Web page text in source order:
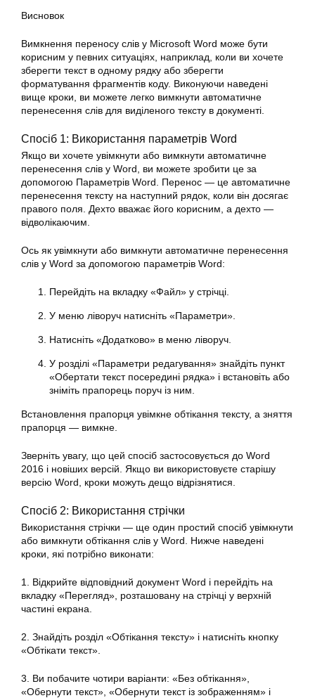
Висновок
Вимкнення переносу слів у Microsoft Word може бути
корисним у певних ситуаціях, наприклад, коли ви хочете
зберегти текст в одному рядку або зберегти
форматування фрагментів коду. Виконуючи наведені
вище кроки, ви можете легко вимкнути автоматичне
перенесення слів для виділеного тексту в документі.
Спосіб 1: Використання параметрів Word
Якщо ви хочете увімкнути або вимкнути автоматичне
перенесення слів у Word, ви можете зробити це за
допомогою Параметрів Word. Перенос — це автоматичне
перенесення тексту на наступний рядок, коли він досягає
правого поля. Дехто вважає його корисним, а дехто —
відволікаючим.
Ось як увімкнути або вимкнути автоматичне перенесення
слів у Word за допомогою параметрів Word:
Перейдіть на вкладку «Файл» у стрічці.
У меню ліворуч натисніть «Параметри».
Натисніть «Додатково» в меню ліворуч.
У розділі «Параметри редагування» знайдіть пункт
«Обертати текст посередині рядка» і встановіть або
зніміть прапорець поруч із ним.
Встановлення прапорця увімкне обтікання тексту, а зняття
прапорця — вимкне.
Зверніть увагу, що цей спосіб застосовується до Word
2016 і новіших версій. Якщо ви використовуєте старішу
версію Word, кроки можуть дещо відрізнятися.
Спосіб 2: Використання стрічки
Використання стрічки — ще один простий спосіб увімкнути
або вимкнути обтікання слів у Word. Нижче наведені
кроки, які потрібно виконати:
1. Відкрийте відповідний документ Word і перейдіть на
вкладку «Перегляд», розташовану на стрічці у верхній
частині екрана.
2. Знайдіть розділ «Обтікання тексту» і натисніть кнопку
«Обтікати текст».
3. Ви побачите чотири варіанти: «Без обтікання»,
«Обернути текст», «Обернути текст із зображенням» і